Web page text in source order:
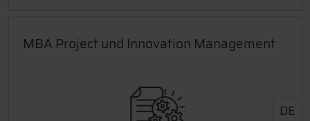
MBA Project und Innovation Management
DE